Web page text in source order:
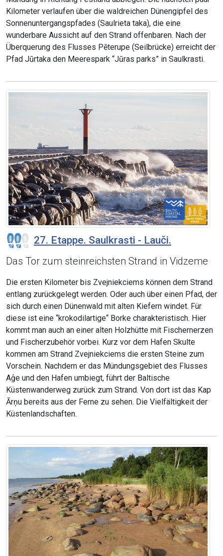
Kilometer verlaufen über die waldreichen Dünengipfel des
Sonnenuntergangspfades (Saulrieta taka), die eine
wunderbare Aussicht auf den Strand offenbaren. Nach der
Überquerung des Flusses Pēterupe (Seilbrücke) erreicht der
Pfad Jūrtaka den Meerespark “Jūras parks” in Saulkrasti.
27. Etappe. Saulkrasti - Lauči.
Das Tor zum steinreichsten Strand in Vidzeme
Die ersten Kilometer bis Zvejniekciems können dem Strand
entlang zurückgelegt werden. Oder auch über einen Pfad, der
sich durch einen Dünenwald mit alten Kiefern windet. Für
diese ist eine “krokodilartige“ Borke charakteristisch. Hier
kommt man auch an einer alten Holzhütte mit Fischernerzen
und Fischerzubehör vorbei. Kurz vor dem Hafen Skulte
kommen am Strand Zvejniekciems die ersten Steine zum
Vorschein. Nachdem er das Mündungsgebiet des Flusses
Aģe und den Hafen umbiegt, führt der Baltische
Küstenwanderweg zurück zum Strand. Von dort ist das Kap
Ārņu bereits aus der Ferne zu sehen. Die Vielfältigkeit der
Küstenlandschaften.